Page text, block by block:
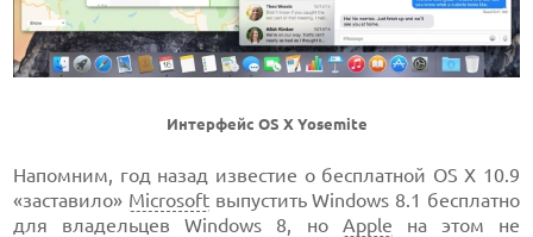
Интерфейс OS X Yosemite
Напомним, год назад известие о бесплатной OS X 10.9
«заставило» Microsoftвыпустить Windows 8.1 бесплатно
для владельцев Windows 8, но Apple на этом не